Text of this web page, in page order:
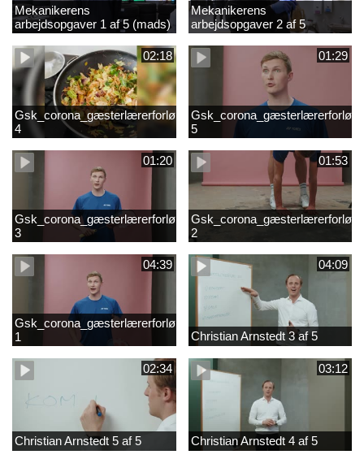
Mekanikerens
arbejdsopgaver 1 af 5 (mads)
Mekanikerens
arbejdsopgaver 2 af 5
(magnus)
02:18
Gsk_corona_gæsterlærerforløb_Axelsen_del
4
01:29
5
01:20
Gsk_corona_gæsterlærerforløb_Axelsen_del
3
01:53
2
04:39
Gsk_corona_gæsterlærerforløb_Axelsen_del
1
04:09
Christian Arnstedt 3 af 5
02:34
Christian Arnstedt 5 af 5
03:12
Christian Arnstedt 4 af 5